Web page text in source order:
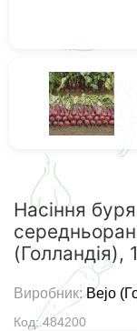
Насіння
(Голландія),
Виробник:Bejo
Код: 484200